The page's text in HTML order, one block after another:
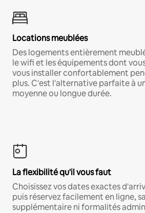
Locations meublées
Des logements entièrement
le wifi et les équipements dont
vous installer confortablement
plus. C'est l'alternative parfaite à
moyenne ou longue durée.
La flexibilité qu'il vous faut
Choisissez vos dates exactes
puis réservez facilement en ligne,
supplémentaire ni formalités